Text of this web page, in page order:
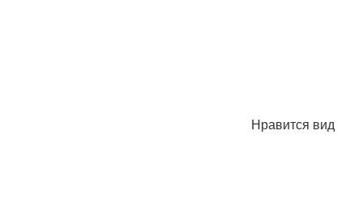
Нравится вид